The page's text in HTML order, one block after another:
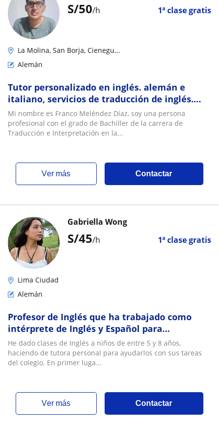
S/50/h 1ª clase gratis
La Molina, San Borja, Cienegu...
Alemán
Tutor personalizado en inglés. alemán e
italiano, servicios de traducción de inglés.
alemán al español
Mi nombre es Franco Meléndez Díaz, soy una persona
profesional con el grado de Bachiller de la carrera de
Traducción e Interpretación en la...
ver más Contactar
S/45/h 1ª clase gratis
Gabriella Wong
Lima Ciudad
Alemán
Profesor de Inglés que ha trabajado como
intérprete de Inglés y Español para
commpañias de Estados Unidos, tambien
hablo Alemán en nivel b2.1 y Portugués nivel
A2
He dado clases de Inglés a niños de entre 5 y 8 años,
haciendo de tutora personal para ayudarlos con sus tareas
del colegio. En primer luga...
ver más Contactar